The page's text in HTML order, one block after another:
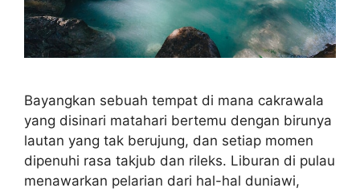
Bayangkan sebuah tempat di mana cakrawala
yang disinari matahari bertemu dengan birunya
lautan yang tak berujung, dan setiap momen
dipenuhi rasa takjub dan rileks. Liburan di pulau
menawarkan pelarian dari hal-hal duniawi,